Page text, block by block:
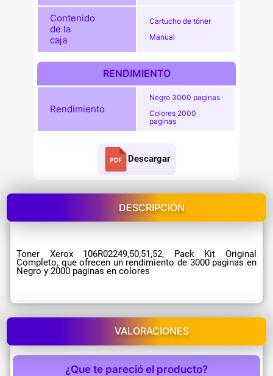
Contenido
de la
caja
Cartucho de tóner
Manual
RENDIMIENTO
Rendimiento
Negro 3000 paginas
Colores 2000
paginas
Descargar
DESCRIPCIÓN
Toner Xerox 106R02249,50,51,52, Pack Kit Original
Completo, que ofrecen un rendimiento de 3000 paginas en
Negro y 2000 paginas en colores
VALORACIONES
¿Que te pareció el producto?